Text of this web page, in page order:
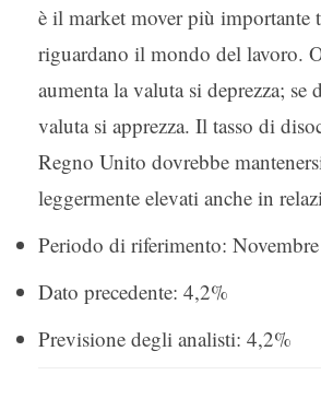
è il market mover più importante
riguardano il mondo del lavoro.
aumenta la valuta si deprezza; se
valuta si apprezza. Il tasso di
Regno Unito dovrebbe
leggermente elevati anche in
Periodo di riferimento:
Dato precedente: 4,2%
Previsione degli analisti: 4,2%